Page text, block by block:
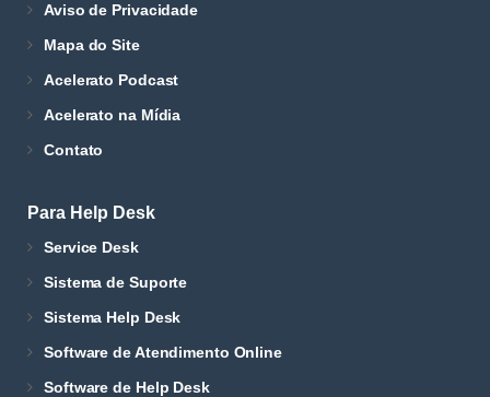
Aviso de Privacidade
Mapa do Site
Acelerato Podcast
Acelerato na Mídia
Contato
Para Help Desk
Service Desk
Sistema de Suporte
Sistema Help Desk
Software de Atendimento Online
Software de Help Desk